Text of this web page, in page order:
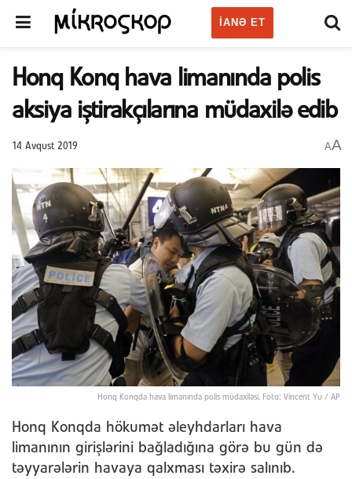
IANƏ ET
Honq Konq hava limanında polis
aksiya iştirakçılarına müdaxilə edib
14 Avqust 2019 AA
Honq Konqda hava limanında polis müdaxiləsi. Foto: Vincent Yu / AP
Honq Konqda hökumət əleyhdarları hava
limanının girişlərini bağladığına görə bu gün də
təyyarələrin havaya qalxması təxirə salınıb.